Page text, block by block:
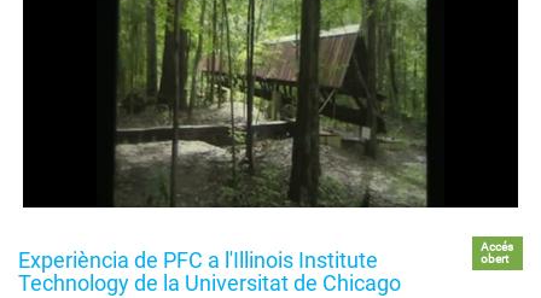
Experiència de PFC a l'Illinois Institute
Technology de la Universitat de Chicago
Accés
obert